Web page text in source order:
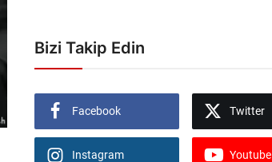
Bizi Takip Edin
Facebook Twitter
Instagram Youtube